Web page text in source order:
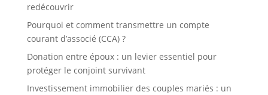
redécouvrir
Pourquoi et comment transmettre un compte
courant d’associé (CCA) ?
Donation entre époux : un levier essentiel pour
protéger le conjoint survivant
Investissement immobilier des couples mariés : un